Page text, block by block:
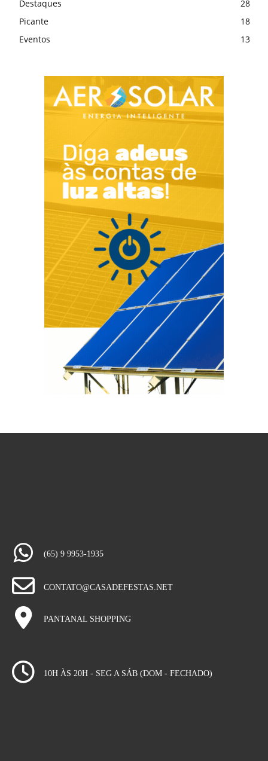
Destaques
28
Picante
18
Eventos
13
(65) 9 9953-1935
CONTATO@CASADEFESTAS.NET
PANTANAL SHOPPING
10H ÀS 20H - SEG A SÁB (DOM - FECHADO)